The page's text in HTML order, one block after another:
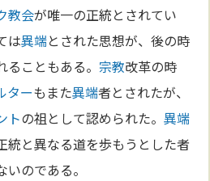
教会が唯一の正統とされてい
は異端とされた思想が、後の時
こともある。 宗教改革の時
ターもまた異端者とされたが、
トの祖として認められた。異端
統と異なる道を歩もうとした者
のである。